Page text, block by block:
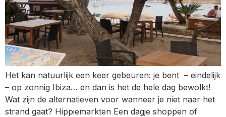
Het kan natuurlijk een keer gebeuren: je bent – eindelijk
– op zonnig Ibiza… en dan is het de hele dag bewolkt!
Wat zijn de alternatieven voor wanneer je niet naar het
strand gaat? Hippiemarkten Een dagje shoppen of